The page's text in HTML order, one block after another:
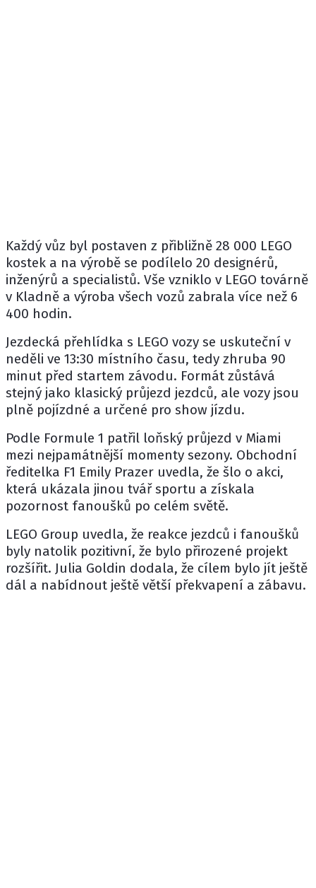
Každý vůz byl postaven z přibližně 28 000 LEGO
kostek a na výrobě se podílelo 20 designérů,
inženýrů a specialistů. Vše vzniklo v LEGO továrně
v Kladně a výroba všech vozů zabrala více než 6
400 hodin.
Jezdecká přehlídka s LEGO vozy se uskuteční v
neděli ve 13:30 místního času, tedy zhruba 90
minut před startem závodu. Formát zůstává
stejný jako klasický průjezd jezdců, ale vozy jsou
plně pojízdné a určené pro show jízdu.
Podle Formule 1 patřil loňský průjezd v Miami
mezi nejpamátnější momenty sezony. Obchodní
ředitelka F1 Emily Prazer uvedla, že šlo o akci,
která ukázala jinou tvář sportu a získala
pozornost fanoušků po celém světě.
LEGO Group uvedla, že reakce jezdců i fanoušků
byly natolik pozitivní, že bylo přirozené projekt
rozšířit. Julia Goldin dodala, že cílem bylo jít ještě
dál a nabídnout ještě větší překvapení a zábavu.